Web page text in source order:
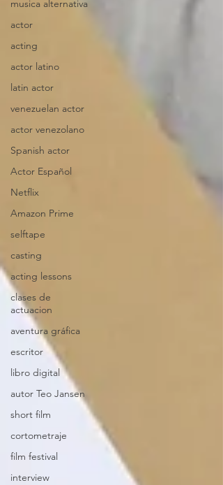
musica alternativa
actor
acting
actor latino
latin actor
venezuelan actor
actor venezolano
Spanish actor
Actor Español
Netflix
Amazon Prime
selftape
casting
acting lessons
clases de
actuacion
aventura gráfica
escritor
libro digital
autor Teo Jansen
short film
cortometraje
film festival
interview